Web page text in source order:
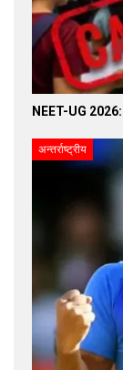
NEET-UG 2026:
अन्तर्राष्ट्रीय